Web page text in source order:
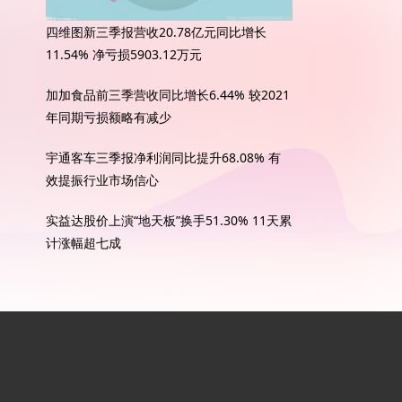
四维图新三季报营收20.78亿元同比增长
11.54% 净亏损5903.12万元
加加食品前三季营收同比增长6.44% 较2021
年同期亏损额略有减少
宇通客车三季报净利润同比提升68.08% 有
效提振行业市场信心
实益达股价上演“地天板”换手51.30% 11天累
计涨幅超七成